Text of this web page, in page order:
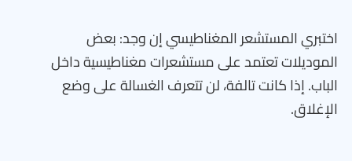
اختبري المستشعر المغناطيسي إن وجد: بعض
الموديلات تعتمد على مستشعرات مغناطيسية داخل
الباب. إذا كانت تالفة، لن تتعرف الغسالة على وضع
الإغلاق.